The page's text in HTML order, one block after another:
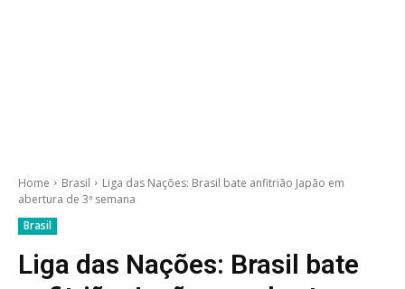
Home Brasil
Liga das Nações: Brasil bate anfitrião Japão em
abertura de 3ª semana
Brasil
Liga das Nações: Brasil bate